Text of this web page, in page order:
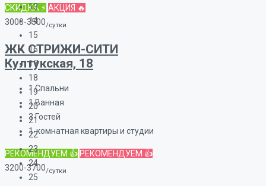
13
14
15
16
17
18
19
20
21
22
23
24
25
СКИДКА ⚡ АКЦИЯ 🔥
3000-3500/сутки
ЖК СТРИЖИ-СИТИ
Култукская, 18
1 Спальни
1 Ванная
3 Гостей
1-комнатная квартиры и студии
РЕКОМЕНДУЕМ 👍РЕКОМЕНДУЕМ 👍
3200-3700/сутки